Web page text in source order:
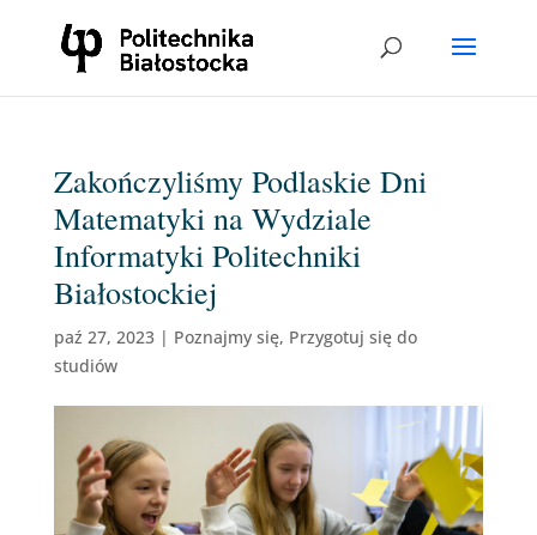
Zakończyliśmy Podlaskie Dni
Matematyki na Wydziale
Informatyki Politechniki
Białostockiej
paź 27, 2023| Poznajmy się, Przygotuj się do
studiów